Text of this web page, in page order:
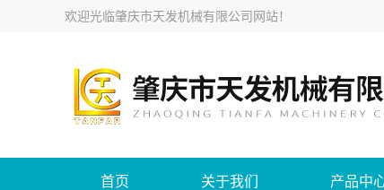
欢迎光临肇庆市天发机械有限公司网站！
首页 关于我们 产品中